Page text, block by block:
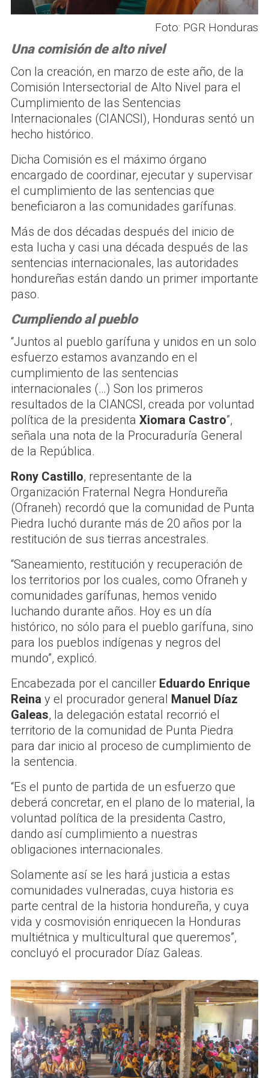
Foto: PGR Honduras
Una comisión de alto nivel
Con la creación, en marzo de este año, de la
Comisión Intersectorial de Alto Nivel para el
Cumplimiento de las Sentencias
Internacionales (CIANCSI), Honduras sentó un
hecho histórico.
Dicha Comisión es el máximo órgano
encargado de coordinar, ejecutar y supervisar
el cumplimiento de las sentencias que
beneficiaron a las comunidades garífunas.
Más de dos décadas después del inicio de
esta lucha y casi una década después de las
sentencias internacionales, las autoridades
hondureñas están dando un primer importante
paso.
Cumpliendo al pueblo
“Juntos al pueblo garífuna y unidos en un solo
esfuerzo estamos avanzando en el
cumplimiento de las sentencias
internacionales (…) Son los primeros
resultados de la CIANCSI, creada por voluntad
política de la presidenta Xiomara Castro”,
señala una nota de la Procuraduría General
de la República.
Rony Castillo, representante de la
Organización Fraternal Negra Hondureña
(Ofraneh) recordó que la comunidad de Punta
Piedra luchó durante más de 20 años por la
restitución de sus tierras ancestrales.
“Saneamiento, restitución y recuperación de
los territorios por los cuales, como Ofraneh y
comunidades garífunas, hemos venido
luchando durante años. Hoy es un día
histórico, no sólo para el pueblo garífuna, sino
para los pueblos indígenas y negros del
mundo”, explicó.
Encabezada por el canciller Eduardo Enrique
Reina y el procurador general Manuel Díaz
Galeas, la delegación estatal recorrió el
territorio de la comunidad de Punta Piedra
para dar inicio al proceso de cumplimiento de
la sentencia.
“Es el punto de partida de un esfuerzo que
deberá concretar, en el plano de lo material, la
voluntad política de la presidenta Castro,
dando así cumplimiento a nuestras
obligaciones internacionales.
Solamente así se les hará justicia a estas
comunidades vulneradas, cuya historia es
parte central de la historia hondureña, y cuya
vida y cosmovisión enriquecen la Honduras
multiétnica y multicultural que queremos”,
concluyó el procurador Díaz Galeas.